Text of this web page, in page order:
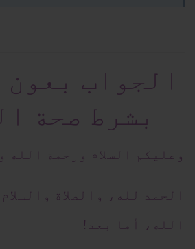
الجواب
بشرط صحة
وعلیکم السلام ورحمة الله
الحمد لله، والصلاة
الله، أما بعد!